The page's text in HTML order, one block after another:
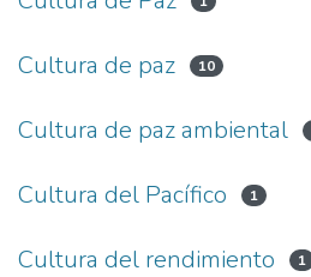
Cultura de paz 10
Cultura de paz ambiental
Cultura del Pacífico 1
Cultura del rendimiento 1